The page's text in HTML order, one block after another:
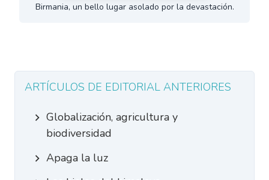
Birmania, un bello lugar asolado por la devastación.
ARTÍCULOS DE EDITORIAL ANTERIORES
Globalización, agricultura y
biodiversidad
Apaga la luz